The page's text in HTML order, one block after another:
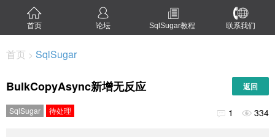
首页 论坛 SqlSugar教程 联系我们
首页 > SqlSugar
BulkCopyAsync新增无反应 返回
SqlSugar 待处理  1  334